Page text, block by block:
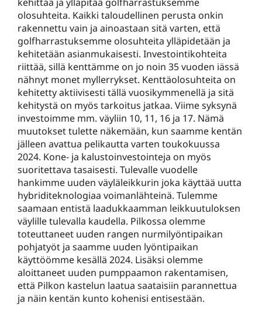
olosuhteita. Kaikki taloudellinen perusta onkin
rakennettu vain ja ainoastaan sitä varten, että
golfharrastuksemme olosuhteita ylläpidetään ja
kehitetään asianmukaisesti. Investointikohteita
riittää, sillä kenttämme on jo noin 35 vuoden iässä
nähnyt monet myllerrykset. Kenttäolosuhteita on
kehitetty aktiivisesti tällä vuosikymmenellä ja sitä
kehitystä on myös tarkoitus jatkaa. Viime syksynä
investoimme mm. väyliin 10, 11, 16 ja 17. Nämä
muutokset tulette näkemään, kun saamme kentän
jälleen avattua pelikautta varten toukokuussa
2024. Kone- ja kalustoinvestointeja on myös
suoritettava tasaisesti. Tulevalle vuodelle
hankimme uuden väyläleikkurin joka käyttää uutta
hybriditeknologiaa voimanlähteinä. Tulemme
saamaan entistä laadukkaamman leikkuutuloksen
väylille tulevalla kaudella. Pilkossa olemme
toteuttaneet uuden rangen nurmilyöntipaikan
pohjatyöt ja saamme uuden lyöntipaikan
käyttöömme kesällä 2024. Lisäksi olemme
aloittaneet uuden pumppaamon rakentamisen,
että Pilkon kastelun laatua saataisiin parannettua
ja näin kentän kunto kohenisi entisestään.